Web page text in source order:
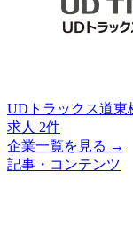
UDトラックス道東
求人 2件
企業一覧を見る →
記事・コンテンツ